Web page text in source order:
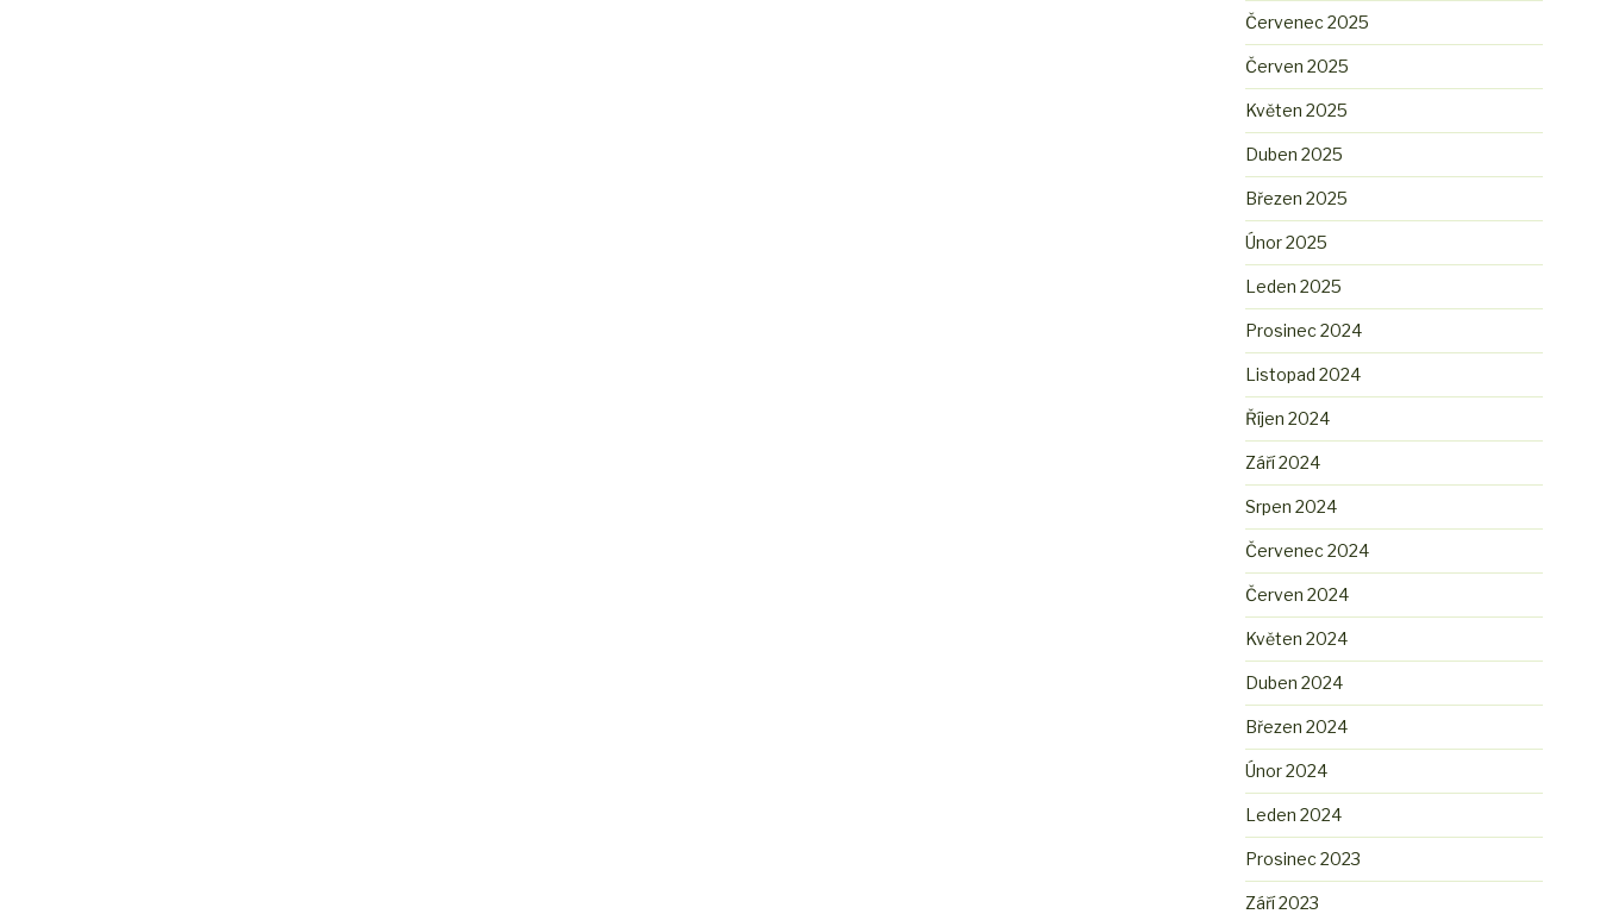
Červenec 2025
Červen 2025
Květen 2025
Duben 2025
Březen 2025
Únor 2025
Leden 2025
Prosinec 2024
Listopad 2024
Říjen 2024
Září 2024
Srpen 2024
Červenec 2024
Červen 2024
Květen 2024
Duben 2024
Březen 2024
Únor 2024
Leden 2024
Prosinec 2023
Září 2023